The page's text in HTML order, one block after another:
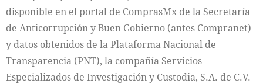
disponible en el portal de ComprasMx de la Secretaría
de Anticorrupción y Buen Gobierno (antes Compranet)
y datos obtenidos de la Plataforma Nacional de
Transparencia (PNT), la compañía Servicios
Especializados de Investigación y Custodia, S.A. de C.V.